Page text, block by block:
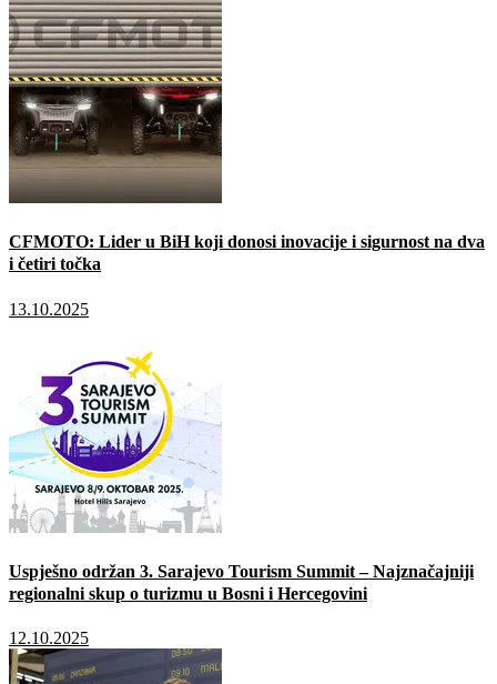
CFMOTO: Lider u BiH koji donosi inovacije i sigurnost na dva
i četiri točka
13.10.2025
Uspješno održan 3. Sarajevo Tourism Summit – Najznačajniji
regionalni skup o turizmu u Bosni i Hercegovini
12.10.2025